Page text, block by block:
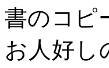
書のコピ
お人好し